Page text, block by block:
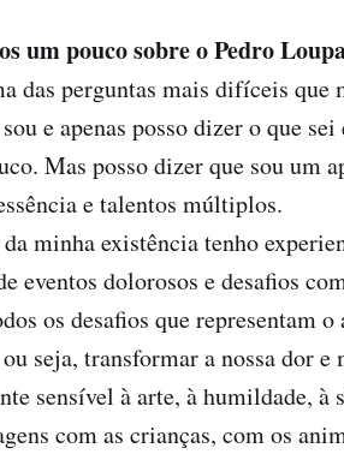
um pouco sobre o Pedro
das perguntas mais difíceis
e apenas posso dizer o que
Mas posso dizer que sou um
e talentos múltiplos.
minha existência tenho
eventos dolorosos e desafios
os desafios que representam
seja, transformar a nossa dor
sensível à arte, à humildade,
com as crianças, com os